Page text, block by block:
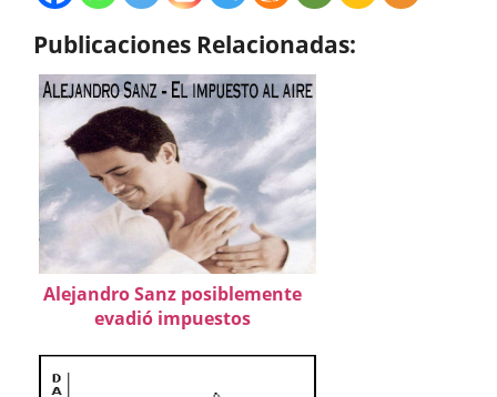
Publicaciones Relacionadas:
Alejandro Sanz posiblemente
evadió impuestos